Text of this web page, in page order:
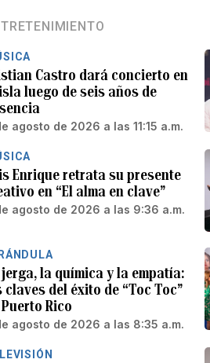
Castro dará concierto en
luego de seis años de
agosto de 2026 a las 11:15 a.m.
Enrique retrata su presente
en “El alma en clave”
agosto de 2026 a las 9:36 a.m.
la química y la empatía:
claves del éxito de “Toc Toc”
Rico
agosto de 2026 a las 8:35 a.m.